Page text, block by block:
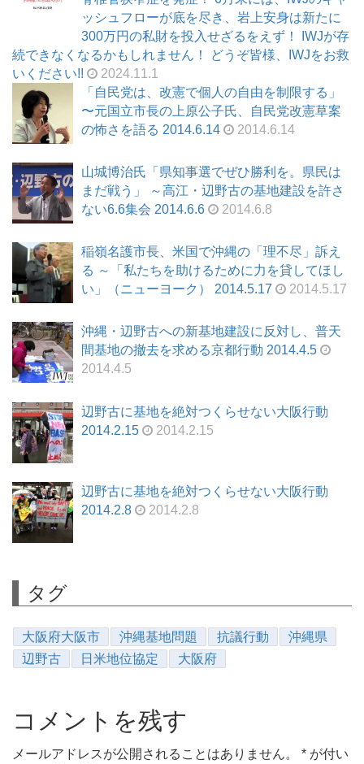
ッシュフローが底を尽き、岩上安身は新たに
300万円の私財を投入せざるをえず！ IWJが存
続できなくなるかもしれません！ どうぞ皆様、IWJをお救
いください!!
2024.11.1
「自民党は、改憲で個人の自由を制限する」
〜元国立市長の上原公子氏、自民党改憲草案
の怖さを語る 2014.6.14
2014.6.14
山城博治氏「県知事選でぜひ勝利を。県民は
まだ戦う」 ～高江・辺野古の基地建設を許さ
ない6.6集会 2014.6.6
2014.6.8
稲嶺名護市長、米国で沖縄の「理不尽」訴え
る ～「私たちを助けるために力を貸してほし
い」（ニューヨーク） 2014.5.17
2014.5.17
沖縄・辺野古への新基地建設に反対し、普天
間基地の撤去を求める京都行動 2014.4.5
2014.4.5
辺野古に基地を絶対つくらせない大阪行動
2014.2.15
2014.2.15
辺野古に基地を絶対つくらせない大阪行動
2014.2.8
2014.2.8
タグ
大阪府大阪市 沖縄基地問題 抗議行動
沖縄県
辺野古
日米地位協定 大阪府
コメントを残す
メールアドレスが公開されることはありません。 * が付い